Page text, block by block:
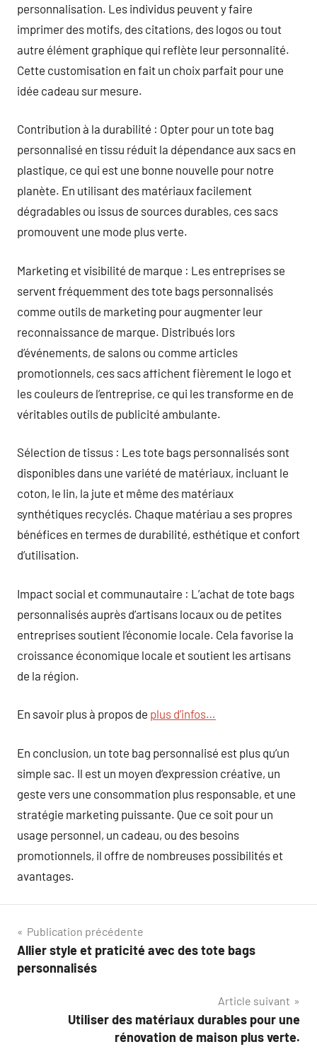
personnalisation. Les individus peuvent y faire
imprimer des motifs, des citations, des logos ou tout
autre élément graphique qui reflète leur personnalité.
Cette customisation en fait un choix parfait pour une
idée cadeau sur mesure.
Contribution à la durabilité : Opter pour un tote bag
personnalisé en tissu réduit la dépendance aux sacs en
plastique, ce qui est une bonne nouvelle pour notre
planète. En utilisant des matériaux facilement
dégradables ou issus de sources durables, ces sacs
promouvent une mode plus verte.
Marketing et visibilité de marque : Les entreprises se
servent fréquemment des tote bags personnalisés
comme outils de marketing pour augmenter leur
reconnaissance de marque. Distribués lors
d’événements, de salons ou comme articles
promotionnels, ces sacs affichent fièrement le logo et
les couleurs de l’entreprise, ce qui les transforme en de
véritables outils de publicité ambulante.
Sélection de tissus : Les tote bags personnalisés sont
disponibles dans une variété de matériaux, incluant le
coton, le lin, la jute et même des matériaux
synthétiques recyclés. Chaque matériau a ses propres
bénéfices en termes de durabilité, esthétique et confort
d’utilisation.
Impact social et communautaire : L’achat de tote bags
personnalisés auprès d’artisans locaux ou de petites
entreprises soutient l’économie locale. Cela favorise la
croissance économique locale et soutient les artisans
de la région.
En savoir plus à propos de plus d’infos…
En conclusion, un tote bag personnalisé est plus qu’un
simple sac. Il est un moyen d’expression créative, un
geste vers une consommation plus responsable, et une
stratégie marketing puissante. Que ce soit pour un
usage personnel, un cadeau, ou des besoins
promotionnels, il offre de nombreuses possibilités et
avantages.
Navigation
de
Publication précédente
Allier style et praticité avec des tote bags
personnalisés
Article suivant
Utiliser des matériaux durables pour une
rénovation de maison plus verte.